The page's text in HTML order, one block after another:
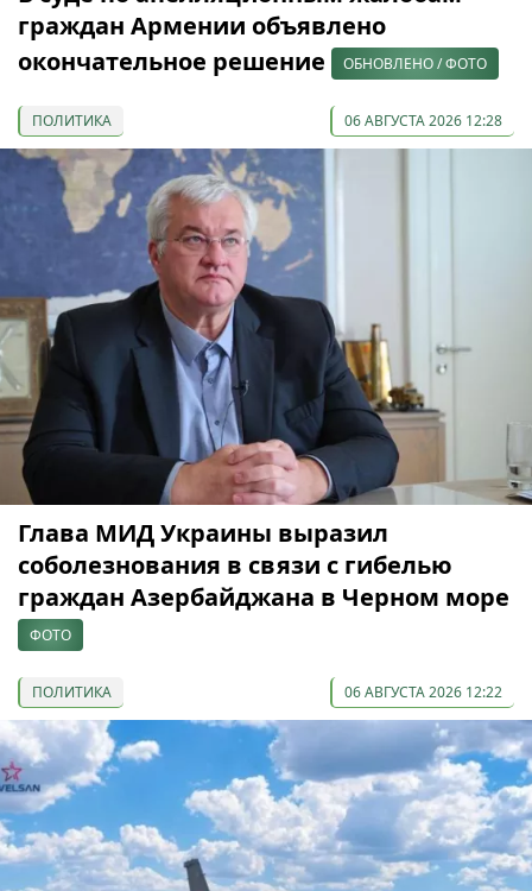
граждан Армении объявлено
окончательное решение
ОБНОВЛЕНО / ФОТО
ПОЛИТИКА 06 АВГУСТА 2026 12:28
Глава МИД Украины выразил
соболезнования в связи с гибелью
граждан Азербайджана в Черном море
ФОТО
ПОЛИТИКА 06 АВГУСТА 2026 12:22